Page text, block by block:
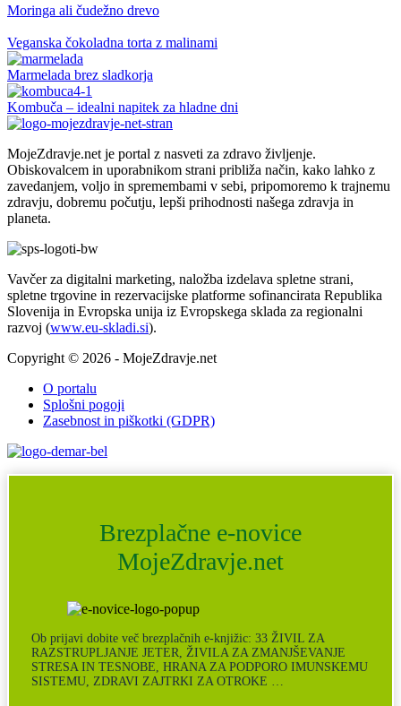
Moringa ali čudežno drevo
Veganska čokoladna torta z malinami
Marmelada brez sladkorja
Kombuča – idealni napitek za hladne dni
MojeZdravje.net je portal z nasveti za zdravo življenje.
Obiskovalcem in uporabnikom strani približa način, kako lahko z
zavedanjem, voljo in spremembami v sebi, pripomoremo k trajnemu
zdravju, dobremu počutju, lepši prihodnosti našega zdravja in
planeta.
Vavčer za digitalni marketing, naložba izdelava spletne strani,
spletne trgovine in rezervacijske platforme sofinancirata Republika
Slovenija in Evropska unija iz Evropskega sklada za regionalni
razvoj (www.eu-skladi.si).
Copyright © 2026 - MojeZdravje.net
O portalu
Splošni pogoji
Zasebnost in piškotki (GDPR)
Brezplačne e-novice
MojeZdravje.net
Ob prijavi dobite več brezplačnih e-knjižic: 33 ŽIVIL ZA
RAZSTRUPLJANJE JETER, ŽIVILA ZA ZMANJŠEVANJE
STRESA IN TESNOBE, HRANA ZA PODPORO IMUNSKEMU
SISTEMU, ZDRAVI ZAJTRKI ZA OTROKE …